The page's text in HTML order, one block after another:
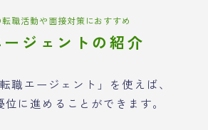
転職活動や面接対策におすすめ
ジェントの紹介
職エージェント」を使えば、
に進めることができます。